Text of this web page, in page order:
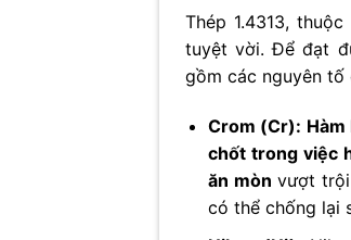
Thép 1.4313,
tuyệt vời. Để đạt
gồm các nguyên tố
Crom (Cr):
chốt trong việc
ăn mòn vượt trội
có thể chống lại